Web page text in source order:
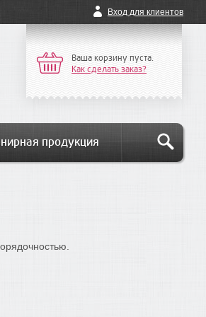
Вход для клиентов
Ваша корзину пуста.
Как сделать заказ?
продукция